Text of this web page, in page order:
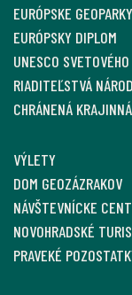
EURÓPSKE GEOPARKY
EURÓPSKY DIPLOM
UNESCO
RIADITEĽSTVÁ
CHRÁNENÁ
VÝLETY
DOM GEOZÁZRAKOV
NÁVŠTEVNÍCKE
NOVOHRADSKÉ
PRAVEKÉ